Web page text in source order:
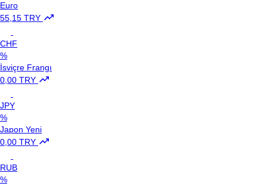
Euro
55,15 TRY
CHF
%
İsviçre Frangı
0,00 TRY
JPY
%
Japon Yeni
0,00 TRY
RUB
%